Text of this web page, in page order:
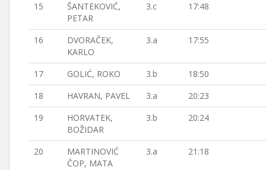
15
ŠANTEKOVIĆ,
PETAR
3.c 17:48
16
DVORAČEK,
KARLO
3.a 17:55
17 GOLIĆ, ROKO 3.b
18:50
18
HAVRAN, PAVEL 3.a
20:23
19
HORVATEK,
BOŽIDAR
3.b 20:24
20
MARTINOVIĆ
ČOP, MATA
3.a 21:18